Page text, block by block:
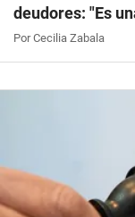
deudores: "Es
Por Cecilia Zabala